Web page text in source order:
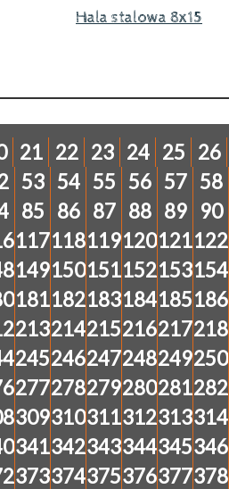
Hala stalowa 8x15
21 22 23 24 25 26
53 54 55 56 57 58
85 86 87 88 89 90
117118119120121122
149150151152153154
181182183184185186
213214215216217218
245246247248249250
277278279280281282
309310311312313314
341342343344345346
373374375376377378